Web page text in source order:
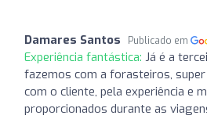
Damares Santos Publicado em
Experiência fantástica: Já é a
fazemos com a forasteiros, super
com o cliente, pela experiência e
proporcionados durante as